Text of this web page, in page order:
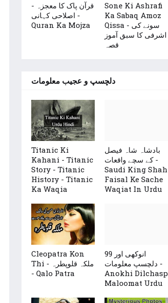
قرآن پاک کا معجزہ -
اصلاحی کہانی -
Quran Ka Mojza
Sone Ki Ashrafi
Ka Sabaq Amoz
Qissa - سونے کی
اشرفی کا سبق آموز
قصہ
دلچسپ و عجیب معلومات
Titanic Ki
Kahani - Titanic
Story - Titanic
History - Titanic
Ka Waqia
بادشاہ شاہ فیصل
کے سچے واقعات -
Saudi King Shah
Faisal Ke Sache
Waqiat In Urdu
Cleopatra Kon
Thi - ملکہ قلوپطرہ
- Qalo Patra
99 انوکھی اور
دلچسپ معلومات -
Anokhi Dilchasp
Maloomat Urdu